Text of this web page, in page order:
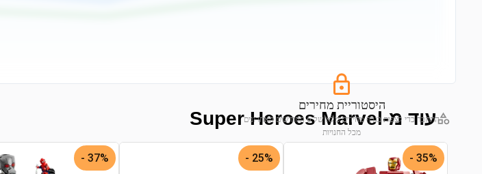
היסטוריית מחירים
התחבר כדי לצפות בגרף מחירים מלא של 6 החודשים האחרונים
מכל החנויות
עוד מ-Super Heroes Marvel
35% -
25% -
37% -